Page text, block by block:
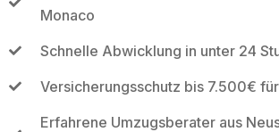
Monaco
Schnelle Abwicklung in unter 24
Versicherungsschutz bis 7.500€
Erfahrene Umzugsberater aus